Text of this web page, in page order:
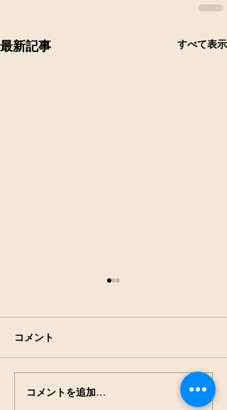
最新記事 すべて表示
コメント
コメントを追加…